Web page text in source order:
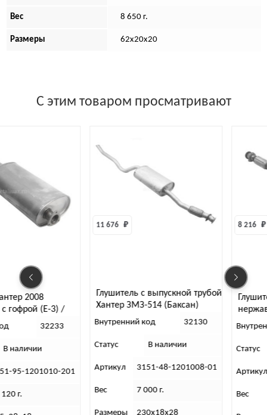
Вес 8 650 г.
Размеры 62х20х20
С этим товаром просматривают
/
201
Глушитель с выпускной трубой
Хантер ЗМЗ-514 (Баксан)
11 676
Внутренний код 32130
В наличии
Артикул 3151-48-1201008-01
7 000 г.
230х18х28
Глушитель Хантер
нержавейка с
Внутренний код
Статус В
Артикул 3151-48-
11 150 г.